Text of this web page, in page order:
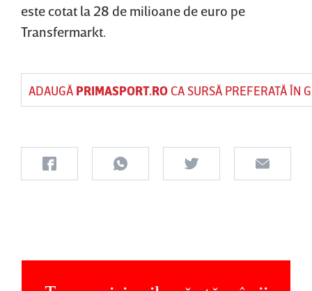
este cotat la 28 de milioane de euro pe
Transfermarkt.
ADAUGĂ PRIMASPORT.ROCA SURSĂ PREFERATĂ ÎN